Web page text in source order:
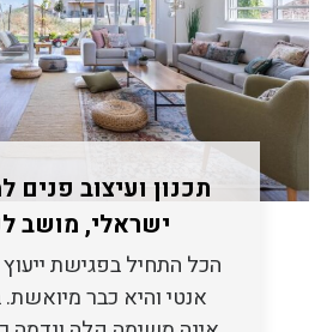
תכנון ועיצוב
ישראלי, מושב
הכל התחיל בפגישת
אנטי והיא כבר מיואשת.